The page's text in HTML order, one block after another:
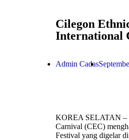
Cilegon
International
Admin Cadas
KOREA SELATAN –
Carnival (CEC)
Festival yang digelar